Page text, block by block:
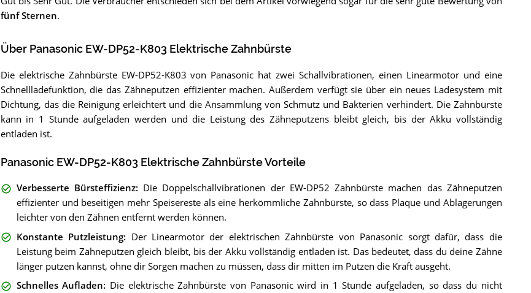
fünf Sternen.
Über Panasonic EW-DP52-K803 Elektrische Zahnbürste
Die elektrische Zahnbürste EW-DP52-K803 von Panasonic hat zwei Schallvibrationen, einen Linearmotor und eine
Schnellladefunktion, die das Zähneputzen effizienter machen. Außerdem verfügt sie über ein neues Ladesystem mit
Dichtung, das die Reinigung erleichtert und die Ansammlung von Schmutz und Bakterien verhindert. Die Zahnbürste
kann in 1 Stunde aufgeladen werden und die Leistung des Zähneputzens bleibt gleich, bis der Akku vollständig
entladen ist.
Panasonic EW-DP52-K803 Elektrische Zahnbürste Vorteile
Verbesserte Bürsteffizienz: Die Doppelschallvibrationen der EW-DP52 Zahnbürste machen das Zähneputzen
effizienter und beseitigen mehr Speisereste als eine herkömmliche Zahnbürste, so dass Plaque und Ablagerungen
leichter von den Zähnen entfernt werden können.
Konstante Putzleistung: Der Linearmotor der elektrischen Zahnbürste von Panasonic sorgt dafür, dass die
Leistung beim Zähneputzen gleich bleibt, bis der Akku vollständig entladen ist. Das bedeutet, dass du deine Zähne
länger putzen kannst, ohne dir Sorgen machen zu müssen, dass dir mitten im Putzen die Kraft ausgeht.
Schnelles Aufladen: Die elektrische Zahnbürste von Panasonic wird in 1 Stunde aufgeladen, so dass du nicht